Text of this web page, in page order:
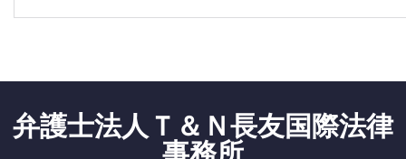
弁護士法人Ｔ＆Ｎ長友国際法律
事務所